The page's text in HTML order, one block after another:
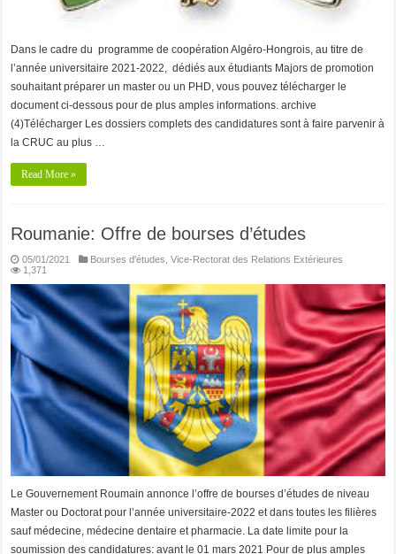
Dans le cadre du programme de coopération Algéro-Hongrois, au titre de
l’année universitaire 2021-2022, dédiés aux étudiants Majors de promotion
souhaitant préparer un master ou un PHD, vous pouvez télécharger le
document ci-dessous pour de plus amples informations. archive
(4)Télécharger Les dossiers complets des candidatures sont à faire parvenir à
la CRUC au plus …
Read More »
Roumanie: Offre de bourses d’études
05/01/2021 Bourses d'études ,Vice-Rectorat des Relations Extérieures
1,371
Le Gouvernement Roumain annonce l’offre de bourses d’études de niveau
Master ou Doctorat pour l’année universitaire-2022 et dans toutes les filières
sauf médecine, médecine dentaire et pharmacie. La date limite pour la
soumission des candidatures: avant le 01 mars 2021 Pour de plus amples